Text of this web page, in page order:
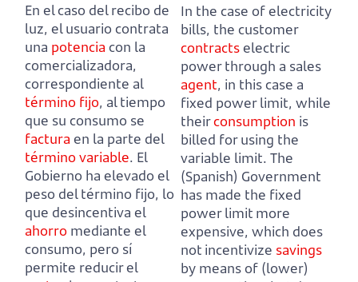
En el caso del recibo de
luz, el usuario contrata
una potencia con la
comercializadora,
correspondiente al
término fijo, al tiempo
que su consumo se
factura en la parte del
término variable. El
Gobierno ha elevado el
peso del término fijo, lo
que desincentiva el
ahorro mediante el
consumo, pero sí
permite reducir el
In the case of electricity
bills, the customer
contractselectric
power through a sales
agent, in this case a
fixed power limit, while
theirconsumption is
billed for using the
variable limit. The
(Spanish) Government
has made the fixed
power limit more
expensive, which does
not incentivize savings
by means of (lower)